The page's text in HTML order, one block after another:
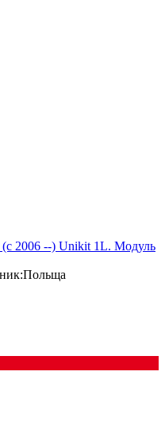
2006 --) Unikit 1L. Модуль
Польща